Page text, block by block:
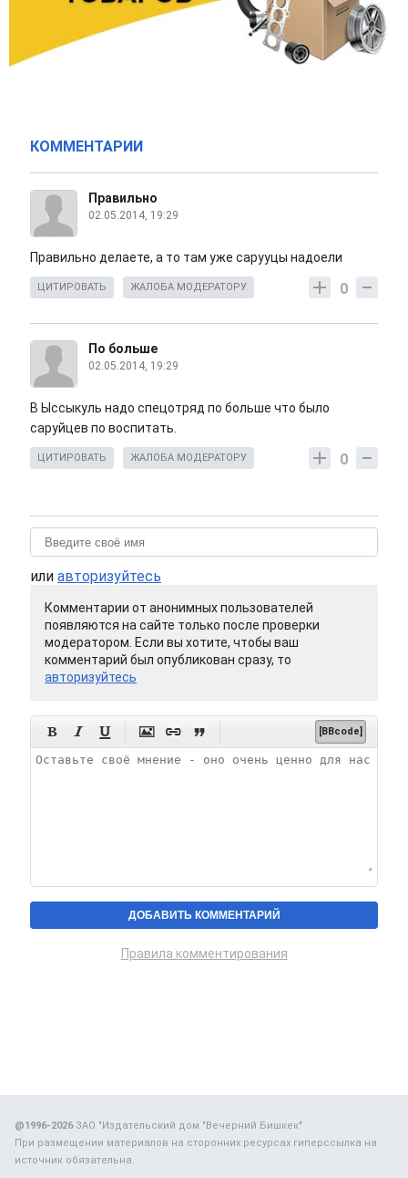
КОММЕНТАРИИ
Правильно
02.05.2014, 19:29
Правильно делаете, а то там уже сарууцы надоели
0
ЦИТИРОВАТЬ ЖАЛОБА МОДЕРАТОРУ
По больше
02.05.2014, 19:29
В Ыссыкуль надо спецотряд по больше что было
саруйцев по воспитать.
0
ЦИТИРОВАТЬ ЖАЛОБА МОДЕРАТОРУ
или авторизуйтесь
Комментарии от анонимных пользователей
появляются на сайте только после проверки
модератором. Если вы хотите, чтобы ваш
комментарий был опубликован сразу, то
авторизуйтесь
      [BBcode]
Правила комментирования
@1996-2026ЗАО "Издательский дом "Вечерний Бишкек"
При размещении материалов на сторонних ресурсах гиперссылка на
источник обязательна.